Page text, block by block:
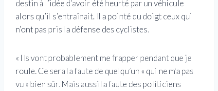
destin à l’idée d’avoir été heurté par un véhicule
alors qu’il s’entraînait. Il a pointé du doigt ceux qui
n’ont pas pris la défense des cyclistes.
« Ils vont probablement me frapper pendant que je
roule. Ce sera la faute de quelqu’un « qui ne m’a pas
vu » bien sûr. Mais aussi la faute des politiciens